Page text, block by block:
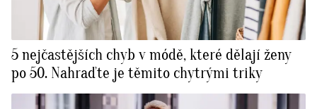
5 nejčastějších chyb v módě, které dělají ženy
po 50. Nahraďte je těmito chytrými triky